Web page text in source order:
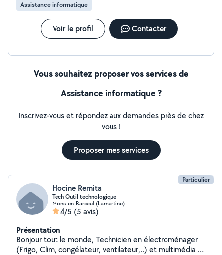
Assistance informatique
Voir le profil Contacter
Vous souhaitez proposer vos services de
Assistance informatique ?
Inscrivez-vous et répondez aux demandes près de chez
vous !
Proposer mes services
Particulier
Hocine Remita
Tech Outil technologique
Mons-en-Barœul (Lamartine)
4/5 (5 avis)
Présentation
Bonjour tout le monde, Technicien en électroménager
(Frigo, Clim, congélateur, ventilateur,..) et multimédia &